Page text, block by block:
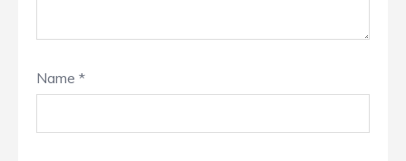
Name *